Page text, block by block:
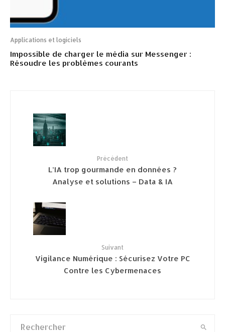
Applications et logiciels
Impossible de charger le média sur Messenger :
Résoudre les problèmes courants
Précédent
L’IA trop gourmande en données ?
Analyse et solutions – Data & IA
Suivant
Vigilance Numérique : Sécurisez Votre PC
Contre les Cybermenaces